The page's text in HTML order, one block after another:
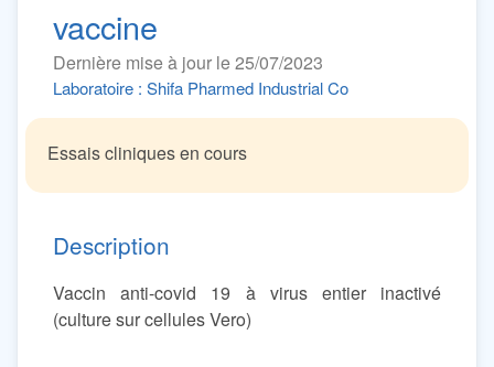
vaccine
Dernière mise à jour le 25/07/2023
Laboratoire : Shifa Pharmed Industrial Co
Essais cliniques en cours
Description
Vaccin anti-covid 19 à virus entier inactivé
(culture sur cellules Vero)